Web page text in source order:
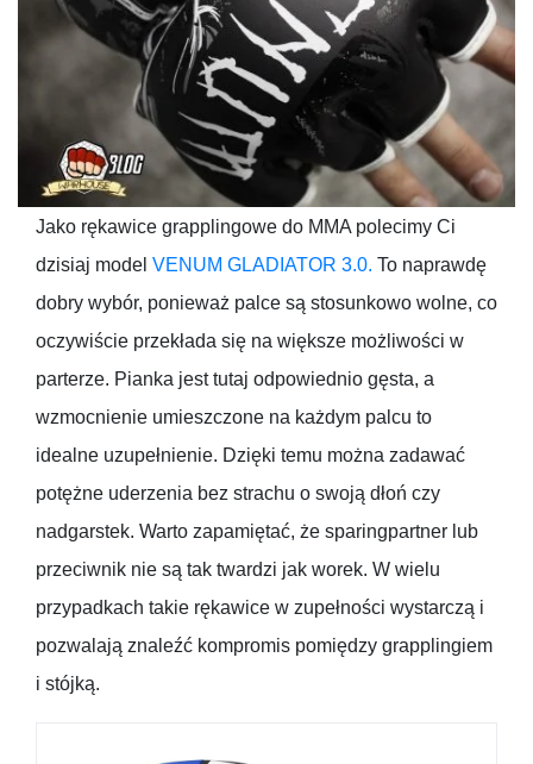
Jako rękawice grapplingowe do MMA polecimy Ci
dzisiaj model VENUM GLADIATOR 3.0. To naprawdę
dobry wybór, ponieważ palce są stosunkowo wolne, co
oczywiście przekłada się na większe możliwości w
parterze. Pianka jest tutaj odpowiednio gęsta, a
wzmocnienie umieszczone na każdym palcu to
idealne uzupełnienie. Dzięki temu można zadawać
potężne uderzenia bez strachu o swoją dłoń czy
nadgarstek. Warto zapamiętać, że sparingpartner lub
przeciwnik nie są tak twardzi jak worek. W wielu
przypadkach takie rękawice w zupełności wystarczą i
pozwalają znaleźć kompromis pomiędzy grapplingiem
i stójką.